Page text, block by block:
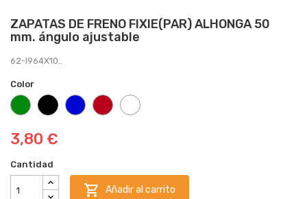
ZAPATAS DE FRENO FIXIE(PAR) ALHONGA 50
mm. ángulo ajustable
62-I964X10..
Color
Verde NegroAzul Rojo Blanco
3,80 €
Cantidad
 Añadir al carrito